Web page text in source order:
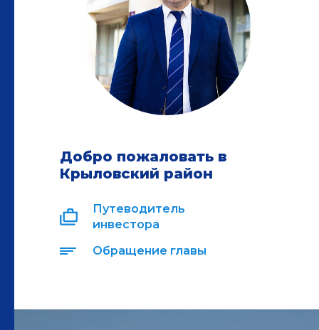
Добро пожаловать в
Крыловский район
Путеводитель
инвестора
Обращение главы